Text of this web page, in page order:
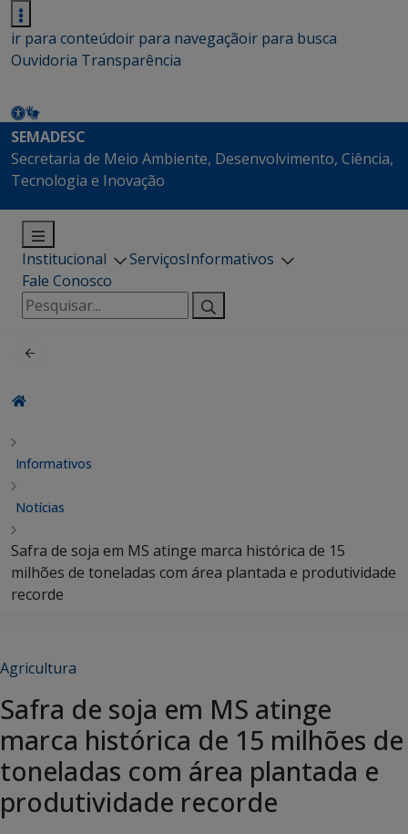
ir para conteúdoir para navegaçãoir para busca
Ouvidoria Transparência
SEMADESC
Secretaria de Meio Ambiente, Desenvolvimento, Ciência,
Tecnologia e Inovação
Institucional ServiçosInformativos
Fale Conosco
Pesquisar
por:
Informativos
Notícias
Safra de soja em MS atinge marca histórica de 15
milhões de toneladas com área plantada e produtividade
recorde
Agricultura
Safra de soja em MS atinge
marca histórica de 15 milhões de
toneladas com área plantada e
produtividade recorde